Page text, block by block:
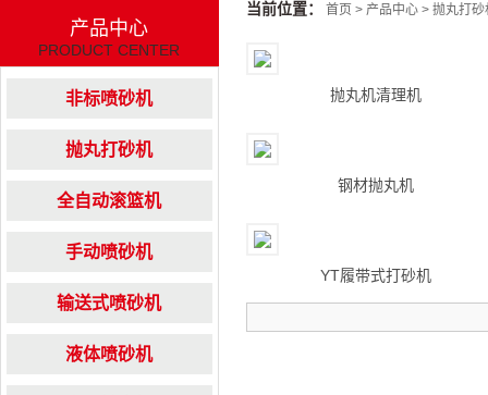
当前位置： 首页 > 产品中心 > 抛丸打砂
抛丸机清理机
钢材抛丸机
YT履带式打砂机
产品中心
PRODUCT CENTER
非标喷砂机
抛丸打砂机
全自动滚篮机
手动喷砂机
输送式喷砂机
液体喷砂机